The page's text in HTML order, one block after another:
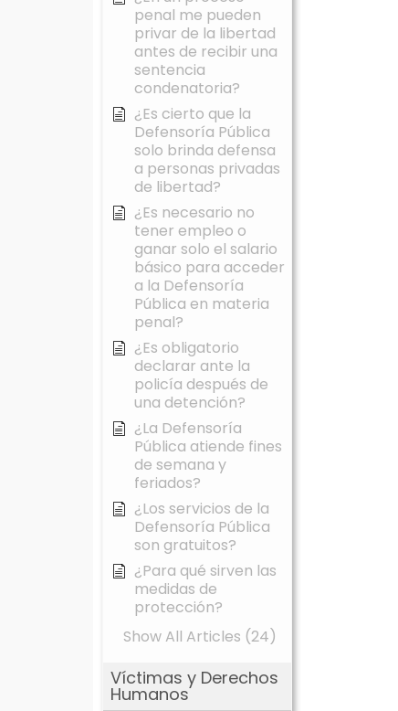
penal me pueden
privar de la libertad
antes de recibir una
sentencia
condenatoria?
¿Es cierto que la
Defensoría Pública
solo brinda defensa
a personas privadas
de libertad?
¿Es necesario no
tener empleo o
ganar solo el salario
básico para acceder
a la Defensoría
Pública en materia
penal?
¿Es obligatorio
declarar ante la
policía después de
una detención?
¿La Defensoría
Pública atiende fines
de semana y
feriados?
¿Los servicios de la
Defensoría Pública
son gratuitos?
¿Para qué sirven las
medidas de
protección?
Show All Articles (24)
Víctimas y Derechos
Humanos